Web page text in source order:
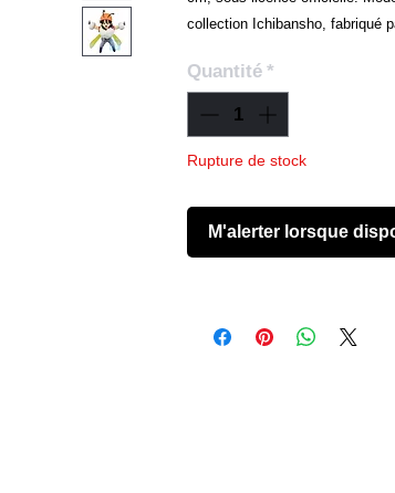
collection Ichibansho, fabriqué
Quantité *
Rupture de stock
M'alerter lorsque